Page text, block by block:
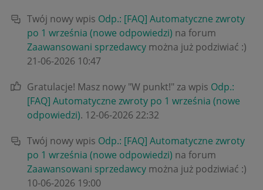
Twój nowy wpis Odp.: [FAQ] Automatyczne zwroty
po 1 września (nowe odpowiedzi) na forum
Zaawansowani sprzedawcy można już podziwiać :)
‎21-06-2026 10:47
Gratulacje! Masz nowy "W punkt!" za wpis Odp.:
[FAQ] Automatyczne zwroty po 1 września (nowe
odpowiedzi). ‎12-06-2026 22:32
Twój nowy wpis Odp.: [FAQ] Automatyczne zwroty
po 1 września (nowe odpowiedzi) na forum
Zaawansowani sprzedawcy można już podziwiać :)
‎10-06-2026 19:00